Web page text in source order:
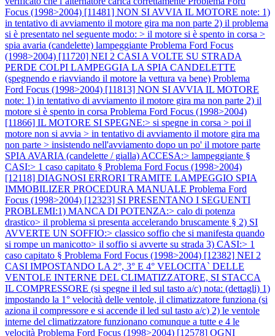
Focus (1998>2004) [11481] NON SI AVVIA IL MOTORE note: 1)
in tentativo di avviamento il motore gira ma non parte 2) il problema
si è presentato nel seguente modo: > il motore si è spento in corsa >
spia avaria (candelette) lampeggiante Problema Ford Focus
(1998>2004) [11720] NEI 2 CASI A VOLTE SU STRADA
PERDE COLPI LAMPEGGIA LA SPIA CANDELETTE
(spegnendo e riavviando il motore la vettura va bene) Problema
Ford Focus (1998>2004) [11813] NON SI AVVIA IL MOTORE
note: 1) in tentativo di avviamento il motore gira ma non parte 2) il
motore si è spento in corsa Problema Ford Focus (1998>2004)
[11866] IL MOTORE SI SPEGNE:> si spegne in corsa > poi il
motore non si avvia > in tentativo di avviamento il motore gira ma
non parte > insistendo nell'avviamento dopo un po' il motore parte
SPIA AVARIA (candelette / gialla) ACCESA:> lampeggiante §
CASI:> 1 caso capitato § Problema Ford Focus (1998>2004)
[12118] DIAGNOSI ERRORI TRAMITE LAMPEGGIO SPIA
IMMOBILIZER PROCEDURA MANUALE Problema Ford
Focus (1998>2004) [12323] SI PRESENTANO I SEGUENTI
PROBLEMI:1) MANCA DI POTENZA:> calo di potenza
drastico> il problema si presenta accelerando bruscamente § 2) SI
AVVERTE UN SOFFIO:> classico soffio che si manifesta quando
si rompe un manicotto> il soffio si avverte su strada 3) CASI:> 1
caso capitato § Problema Ford Focus (1998>2004) [12382] NEI 2
CASI IMPOSTANDO LA 2°, 3° E 4° VELOCITA` DELLE
VENTOLE INTERNE DEL CLIMATIZZATORE, SI STACCA
IL COMPRESSORE (si spegne il led sul tasto a/c) nota: (dettagli) 1)
impostando la 1° velocità delle ventole, il climatizzatore funziona (si
aziona il compressore e si accende il led sul tasto a/c) 2) le ventole
interne del climatizzatore funzionano comunque a tutte e 4 le
velocità Problema Ford Focus (1998>2004) [12578] OGNI